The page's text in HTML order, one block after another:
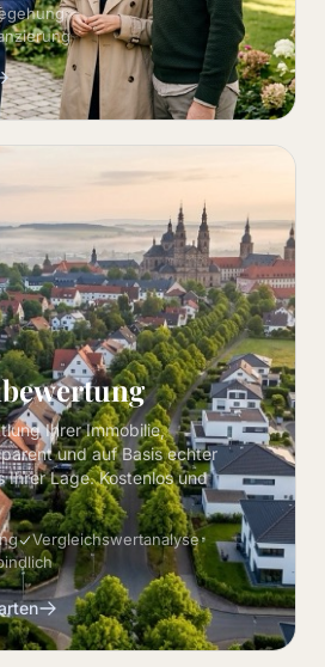
Ihrer Immobilie,
und auf Basis echter
Ihrer Lage. Kostenlos und
Vergleichswertanalyse